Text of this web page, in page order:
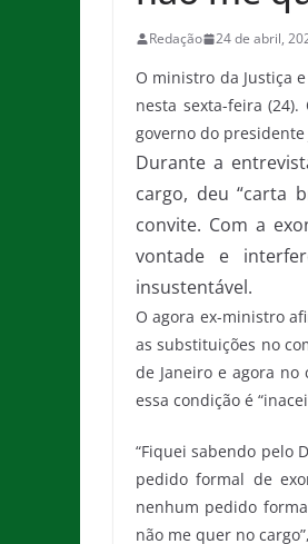
Redação 24 de abril,
O ministro da Justiça
nesta sexta-feira
governo do presidente
Durante a
cargo, deu “carta
convite. Com a
vontade e
insustentável.
O agora ex-ministro
as substituições no
de Janeiro e agora
essa condição é
“Fiquei sabendo pelo
pedido formal de
nenhum pedido
não me quer no